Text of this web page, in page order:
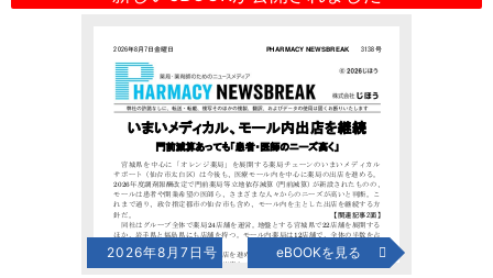
2026年8月7日号 eBOOKを見る